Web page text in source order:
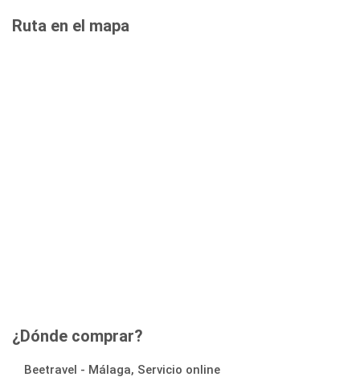
Ruta en el mapa
¿Dónde comprar?
Beetravel - Málaga, Servicio online